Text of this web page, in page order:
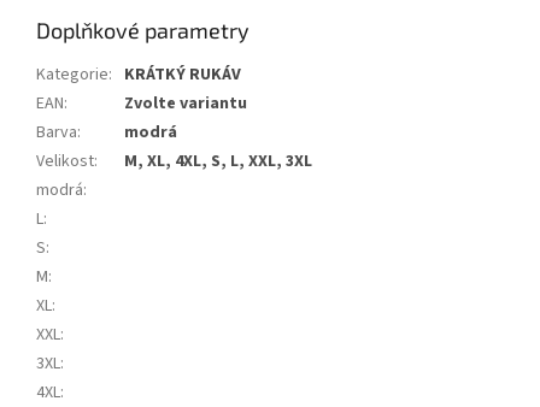
Doplňkové parametry
Kategorie: KRÁTKÝ RUKÁV
EAN:
Zvolte variantu
Barva:
modrá
Velikost:
M, XL, 4XL, S, L, XXL, 3XL
modrá:
L:
S:
M:
XL:
XXL:
3XL:
4XL: